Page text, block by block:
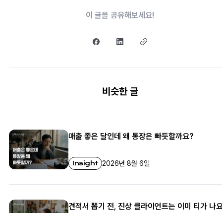
이 글을 공유해보세요!
비슷한 글
매출 좋은 달인데 왜 통장은 빠듯할까요?
Insight 2026년 8월 6일
견적서 뽑기 전, 진상 클라이언트는 이미 티가 나